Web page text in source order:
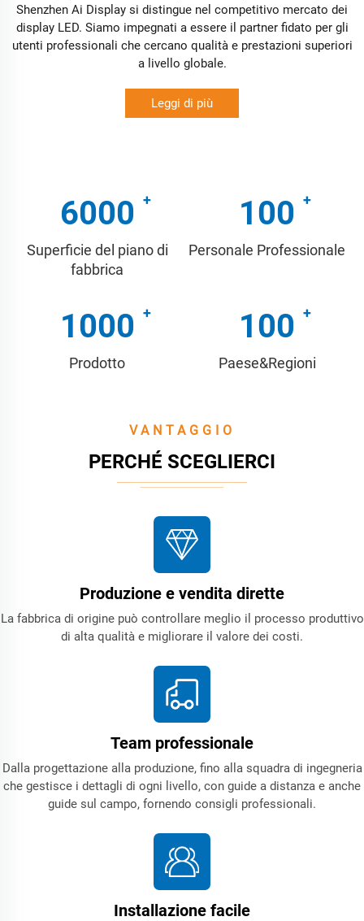
Shenzhen Ai Display si distingue nel competitivo mercato dei
display LED. Siamo impegnati a essere il partner fidato per gli
utenti professionali che cercano qualità e prestazioni superiori
a livello globale.
Leggi di più
6000
Superficie del piano di
fabbrica
100
Personale Professionale
1000
Prodotto
100
Paese&Regioni
VANTAGGIO
PERCHÉ SCEGLIERCI
Produzione e vendita dirette
La fabbrica di origine può controllare meglio il processo produttivo
di alta qualità e migliorare il valore dei costi.
Team professionale
Dalla progettazione alla produzione, fino alla squadra di ingegneria
che gestisce i dettagli di ogni livello, con guide a distanza e anche
guide sul campo, fornendo consigli professionali.
Installazione facile